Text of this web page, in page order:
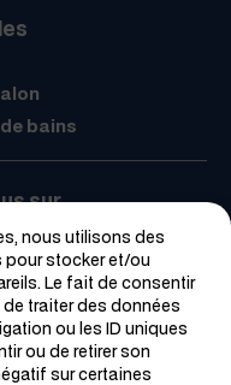
nous utilisons des
pour stocker et/ou
Le fait de consentir
traiter des données
ou les ID uniques
ou de retirer son
sur certaines
bains
sur